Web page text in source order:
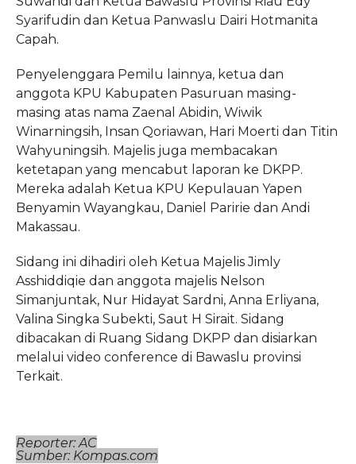
Syarifudin dan Ketua Panwaslu Dairi Hotmanita
Capah.
Penyelenggara Pemilu lainnya, ketua dan
anggota KPU Kabupaten Pasuruan masing-
masing atas nama Zaenal Abidin, Wiwik
Winarningsih, Insan Qoriawan, Hari Moerti dan Titin
Wahyuningsih. Majelis juga membacakan
ketetapan yang mencabut laporan ke DKPP.
Mereka adalah Ketua KPU Kepulauan Yapen
Benyamin Wayangkau, Daniel Paririe dan Andi
Makassau.
Sidang ini dihadiri oleh Ketua Majelis Jimly
Asshiddiqie dan anggota majelis Nelson
Simanjuntak, Nur Hidayat Sardni, Anna Erliyana,
Valina Singka Subekti, Saut H Sirait. Sidang
dibacakan di Ruang Sidang DKPP dan disiarkan
melalui video conference di Bawaslu provinsi
Terkait.
Reporter: AC
Sumber: Kompas.com